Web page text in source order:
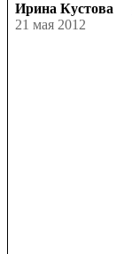
Ирина Кустова
21 мая 2012